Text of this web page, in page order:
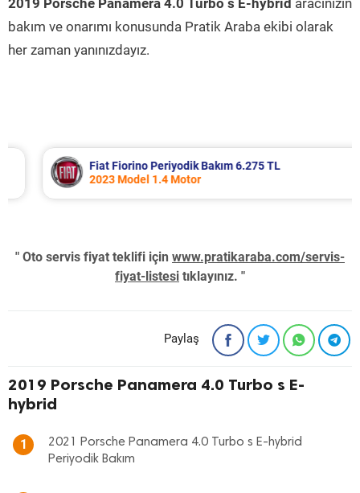
2019 Porsche Panamera 4.0 Turbo s E-hybrid aracınızın
bakım ve onarımı konusunda Pratik Araba ekibi olarak
her zaman yanınızdayız.
Fiat Fiorino Periyodik Bakım 6.275 TL
2023 Model 1.4 Motor
" Oto servis fiyat teklifi için www.pratikaraba.com/servis-
fiyat-listesi tıklayınız. "
Paylaş
2019 Porsche Panamera 4.0 Turbo s E-
hybrid
1
2021 Porsche Panamera 4.0 Turbo s E-hybrid
Periyodik Bakım